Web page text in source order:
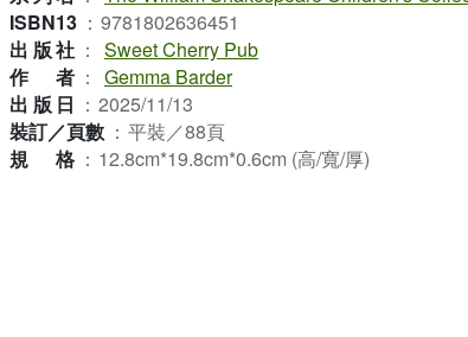
ISBN13 ： 9781802636451
出版社 ： Sweet Cherry Pub
作者 ： Gemma Barder
出版日 ： 2025/11/13
裝訂／頁數 ： 平裝／88頁
規格 ： 12.8cm*19.8cm*0.6cm (高/寬/厚)